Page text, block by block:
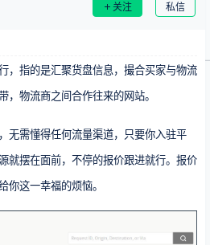
关注 私信
，指的是汇聚货盘信息，撮合买家与物流
，物流商之间合作往来的网站。
无需懂得任何流量渠道，只要你入驻平
就摆在面前，不停的报价跟进就行。报价
你这一幸福的烦恼。